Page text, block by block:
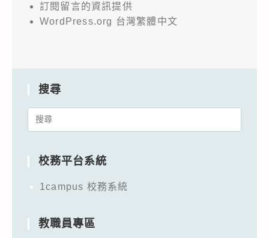
訂閱留言的資訊提供
WordPress.org 台灣繁體中文
搜尋
Search
校務平台系統
1campus 校務系統
教職員專區